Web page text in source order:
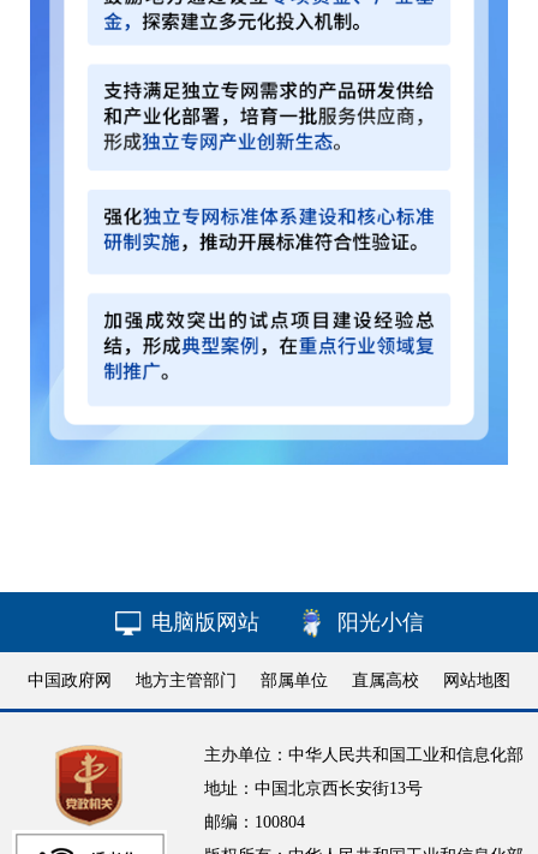
电脑版网站 阳光小信
中国政府网 地方主管部门 部属单位 直属高校 网站地图
主办单位：中华人民共和国工业和信息化部
地址：中国北京西长安街13号
邮编：100804